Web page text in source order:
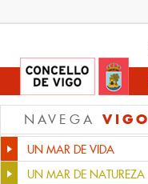
NAVEGA VIGO
UN MAR DE VIDA
UN MAR DE NATUREZA